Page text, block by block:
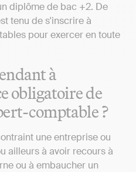
diplôme de bac +2. De
tenu de s'inscrire à
pour exercer en toute
à
obligatoire de
comptable ?
une entreprise ou
ailleurs à avoir recours à
ou à embaucher un